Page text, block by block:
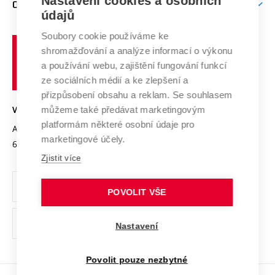
E-přihláška
Doktorské studium
Podpora podnikání
Systém zajišťování kvality výzkumu
Výzkumné infrastruktury
Transfer znalostí
Open Science
Projekty
Projekty ze strukturálních fondů
Specifický výzkum
Zahraniční spolupráce
Spolupráce se školami
Služby univerzity
Mezinárodní dohody
Univerzitní sítě
O UNIVERZITĚ
Profil univerzity
Udržitelná univerzita
Podnikavá univerzita / ContriBUTe
Bezpečná univerzita
Vyznamenání
Organizační struktura
Ochrana osobních údajů
odkaz)
učení
technické
VYSOKÉ UČENÍ TECHNICKÉ V BRNĚ
Antonínská 548/1
602 00 Brno
www.vut.cz
vut@vutbr.cz
údajů
Soubory cookie používáme ke
shromažďování a analýze informací o výkonu
a používání webu, zajištění fungování funkcí
ze sociálních médií a ke zlepšení a
přizpůsobení obsahu a reklam. Se souhlasem
můžeme také předávat marketingovým
platformám některé osobní údaje pro
marketingové účely.
Zjistit více
POVOLIT VŠE
Nastavení
Povolit pouze nezbytné